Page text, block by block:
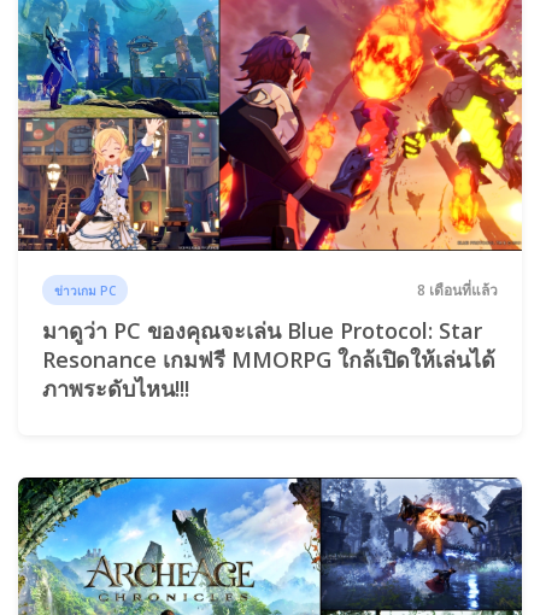
ข่าวเกม PC 8 เดือนที่แล้ว
มาดูว่า PC ของคุณจะเล่น Blue Protocol: Star
Resonance เกมฟรี MMORPG ใกล้เปิดให้เล่นได้
ภาพระดับไหน!!!